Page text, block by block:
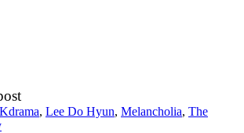
Kdrama, Lee Do Hyun, Melancholia, The